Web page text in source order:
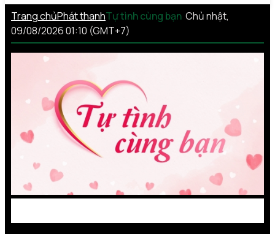
Trang chủPhát thanhTự tình cùng bạn Chủ nhật,
09/08/2026 01:10 (GMT+7)